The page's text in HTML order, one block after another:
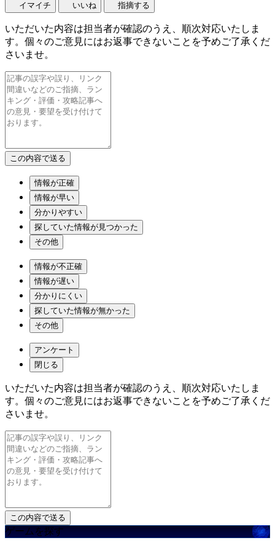
イマイチ いいね 指摘する
いただいた内容は担当者が確認のうえ、順次対応いたしま
す。個々のご意見にはお返事できないことを予めご了承くだ
さいませ。
情報が正確
情報が早い
分かりやすい
探していた情報が見つかった
その他
情報が不正確
情報が遅い
分かりにくい
探していた情報が無かった
その他
アンケート
閉じる
いただいた内容は担当者が確認のうえ、順次対応いたしま
す。個々のご意見にはお返事できないことを予めご了承くだ
さいませ。
ゲームを探す